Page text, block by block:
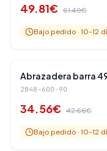
49.81€ 61.49€
Bajo pedido · 10-12
-19
Abrazadera barra 49
2B48-600-90
34.56€ 42.66€
Bajo pedido · 10-12